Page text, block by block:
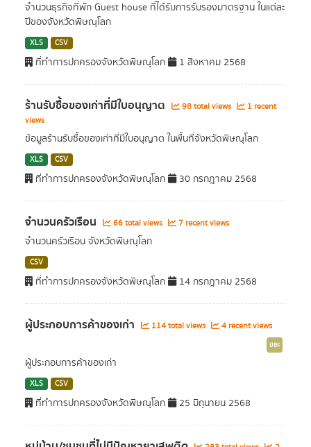
จำนวนธุรกิจที่พัก Guest house ที่ได้รับการรับรองมาตรฐาน ในแต่ละ
ปีของจังหวัดพิษณุโลก
XLS CSV
ที่ทำการปกครองจังหวัดพิษณุโลก 1 สิงหาคม 2568
ร้านรับซื้อของเก่าที่มีใบอนุญาต 98 total views
1 recent
views
ข้อมูลร้านรับซื้อของเก่าที่มีใบอนุญาต ในพื้นที่จังหวัดพิษณุโลก
XLS CSV
ที่ทำการปกครองจังหวัดพิษณุโลก 30 กรกฎาคม 2568
จำนวนครัวเรือน 66 total views 7 recent views
จำนวนครัวเรือน จังหวัดพิษณุโลก
CSV
ที่ทำการปกครองจังหวัดพิษณุโลก 14 กรกฎาคม 2568
ผู้ประกอบการค้าของเก่า 114 total views 4 recent views
ขยะ
ผู้ประกอบการค้าของเก่า
XLS CSV
ที่ทำการปกครองจังหวัดพิษณุโลก 25 มิถุนายน 2568